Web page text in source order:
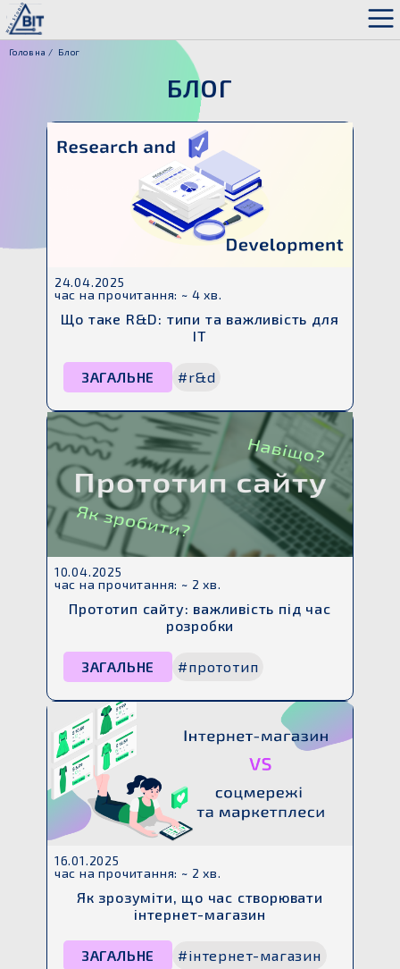
Головна Блог
БЛОГ
24.04.2025
час на прочитання: ~ 4 хв.
Що таке R&D: типи та важливість для
ІТ
ЗАГАЛЬНЕ #r&d
10.04.2025
час на прочитання: ~ 2 хв.
Прототип сайту: важливість під час
розробки
ЗАГАЛЬНЕ #прототип
16.01.2025
час на прочитання: ~ 2 хв.
Як зрозуміти, що час створювати
інтернет-магазин
ЗАГАЛЬНЕ #інтернет-магазин